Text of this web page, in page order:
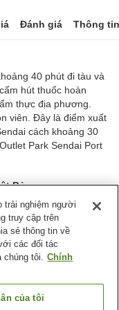
Đánh giá Thông
40 phút đi tàu và
hút thuốc hoàn
thực địa phương.
viên. Đây là điểm xuất
cách khoảng 30
Park Sendai Port
Bản
hàng tự động
Tận Nhà
trải nghiệm người
truy cập trên
sẻ thông tin về
các đối tác
chúng tôi. Chính
của tôi